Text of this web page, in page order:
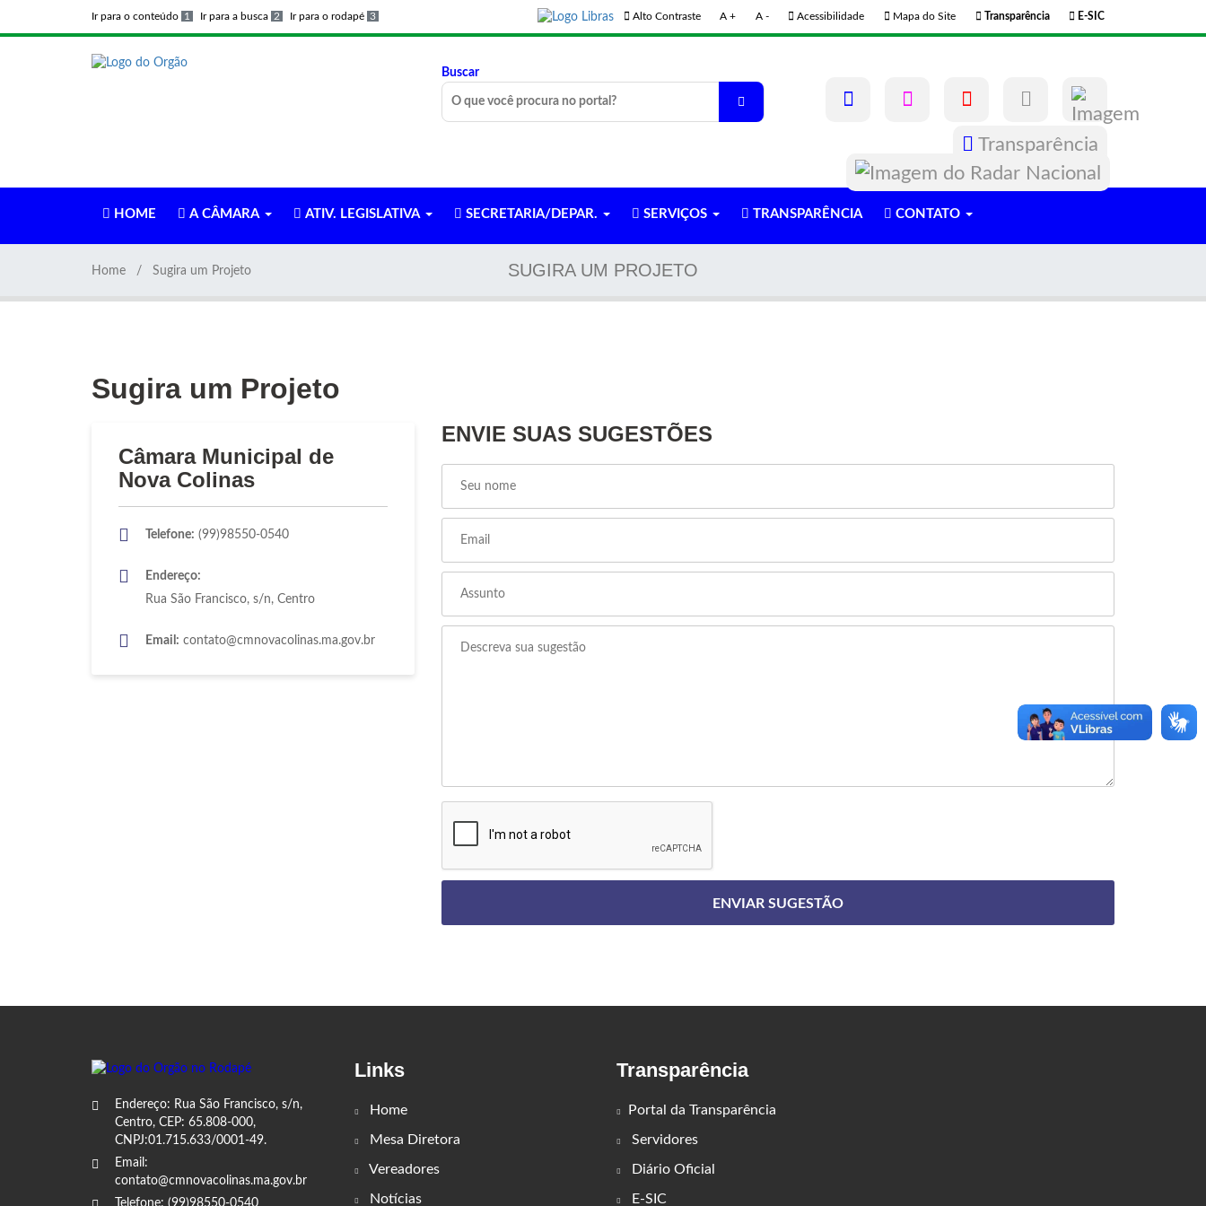
Ir para o conteúdo 1 Ir para a busca 2 Ir para o rodapé 3 Alto Contraste A + A - Acessibilidade Mapa do Site Transparência E-SIC
Buscar
Transparência
HOME A CÂMARA ATIV. LEGISLATIVA SECRETARIA/DEPAR. SERVIÇOS TRANSPARÊNCIA CONTATO
SUGIRA UM PROJETO
Home Sugira um Projeto
Sugira um Projeto
Câmara Municipal de
Nova Colinas
Telefone: (99)98550-0540
Endereço:
Rua São Francisco, s/n, Centro
Email: contato@cmnovacolinas.ma.gov.br
ENVIE SUAS SUGESTÕES
Endereço: Rua São Francisco, s/n,
Centro, CEP: 65.808-000,
CNPJ:01.715.633/0001-49.
Email:
contato@cmnovacolinas.ma.gov.br
Links
Home
Mesa Diretora
Vereadores
Notícias
Transparência
Portal da Transparência
Servidores
Diário Oficial
E-SIC